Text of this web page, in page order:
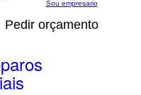
Pedir orçamento
Sou empresario